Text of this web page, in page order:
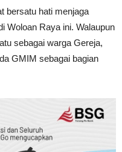
bersatu hati menjaga
Woloan Raya ini. Walaupun
sebagai warga Gereja,
GMIM sebagai bagian